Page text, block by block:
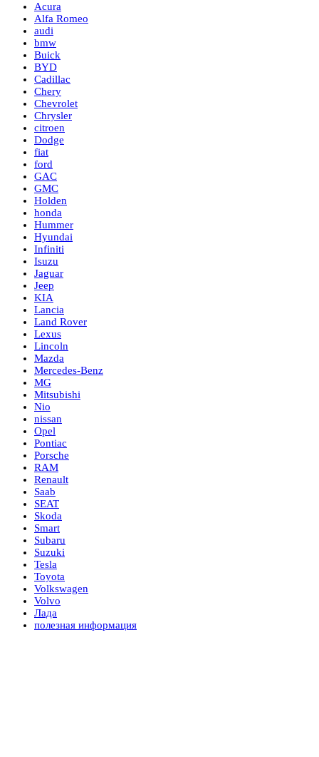
Acura
Alfa Romeo
audi
bmw
Buick
BYD
Cadillac
Chery
Chevrolet
Chrysler
citroen
Dodge
fiat
ford
GAC
GMC
Holden
honda
Hummer
Hyundai
Infiniti
Isuzu
Jaguar
Jeep
KIA
Lancia
Land Rover
Lexus
Lincoln
Mazda
Mercedes-Benz
MG
Mitsubishi
Nio
nissan
Opel
Pontiac
Porsche
RAM
Renault
Saab
SEAT
Skoda
Smart
Subaru
Suzuki
Tesla
Toyota
Volkswagen
Volvo
Лада
полезная информация